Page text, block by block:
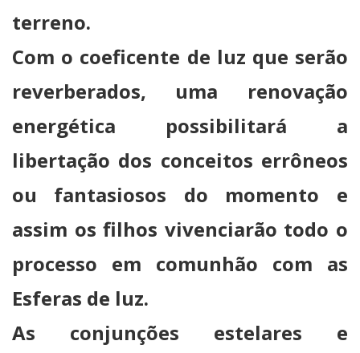
terreno.
Com o coeficente de luz que serão
reverberados, uma renovação
energética possibilitará a
libertação dos conceitos errôneos
ou fantasiosos do momento e
assim os filhos vivenciarão todo o
processo em comunhão com as
Esferas de luz.
As conjunções estelares e